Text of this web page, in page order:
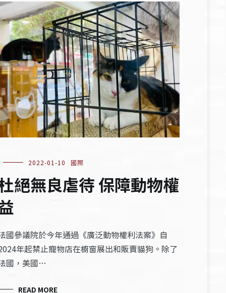
2022-01-10 國際
絕無良虐待 保障動物權
國參議院於今年通過《廣泛動物權利法案》自
年起禁止寵物店在櫥窗展出和販賣貓狗。除了
國，美國…
READ MORE